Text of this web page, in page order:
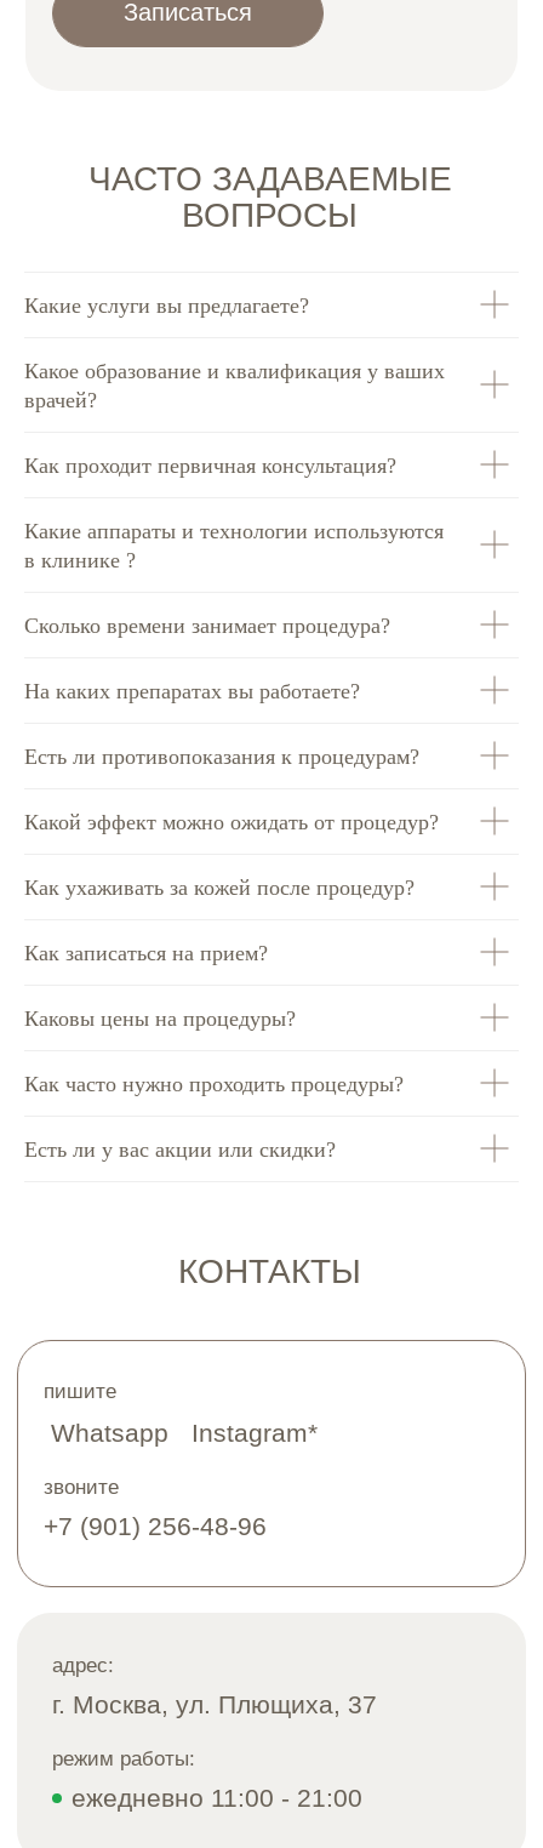
Какие услуги вы предлагаете?
Какое образование и квалификация у ваших
врачей?
Как проходит первичная консультация?
Какие аппараты и технологии используются
в клинике ?
Сколько времени занимает процедура?
На каких препаратах вы работаете?
Есть ли противопоказания к процедурам?
Какой эффект можно ожидать от процедур?
Как ухаживать за кожей после процедур?
Как записаться на прием?
Каковы цены на процедуры?
Как часто нужно проходить процедуры?
Есть ли у вас акции или скидки?